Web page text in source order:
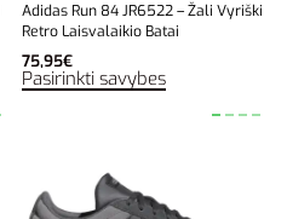
Adidas Run 84 JR6522 – Žali Vyriški
Retro Laisvalaikio Batai
75,95€
Pasirinkti savybes